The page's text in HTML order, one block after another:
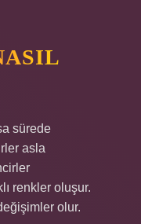
sürede
asla
renkler oluşur.
olur.